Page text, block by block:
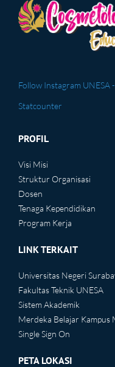
Follow Instagram UNESA
Statcounter
PROFIL
Visi Misi
Struktur Organisasi
Dosen
Tenaga Kependidikan
Program Kerja
LINK TERKAIT
Universitas Negeri
Fakultas Teknik UNESA
Sistem Akademik
Merdeka Belajar Kampus
Single Sign On
PETA LOKASI